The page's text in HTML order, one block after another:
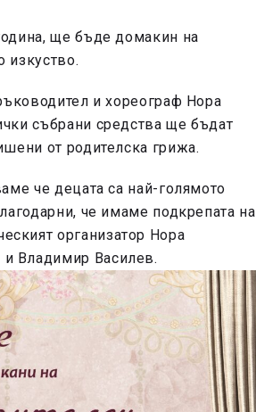
ще бъде домакин на
изкуство.
и хореограф Нора
събрани средства ще бъдат
от родителска грижа.
че децата са най-голямото
че имаме подкрепата на
организатор Нора
Владимир Василев.